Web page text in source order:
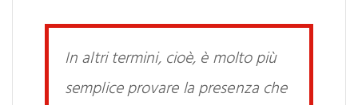
In altri termini, cioè, è molto più
semplice provare la presenza che